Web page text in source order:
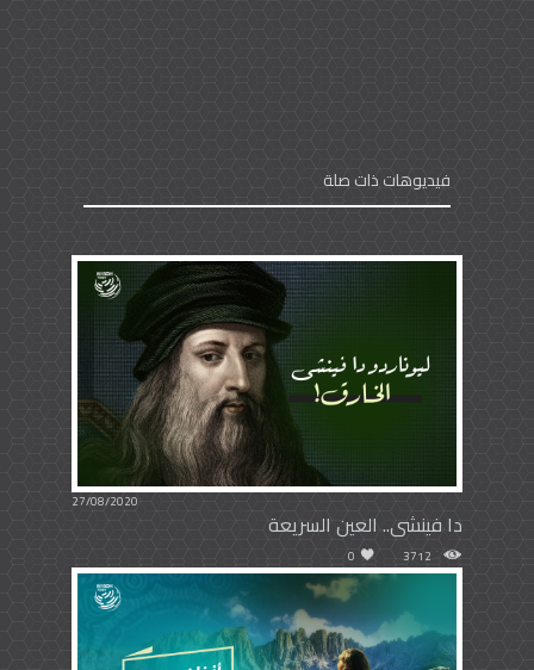
فيديوهات ذات صلة
27/08/2020
دا فينشى.. العين السريعة
3712
0